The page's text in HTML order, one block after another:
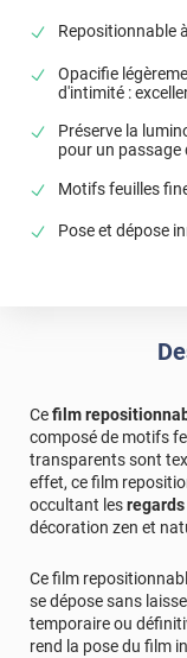
Repositionnable
Opacifie
d'intimité :
Préserve la
pour un passage
Motifs feuilles
Pose et dépose
les étapes de la
métier). Le seul
séparer le film de
utilisant, comme
la séparation, ce
persévérence, j'y
*****
Il y a
Il y a
rendu est génial
*****
Il y a
Film impeccable,
wc vitré
*****
Il y a
Le sure mesure
*****
Il y a
Livraison rapide
Cefilm
composé de motifs
transparents sont
effet, ce film
occultant les
décoration zen et
Ce film
se dépose sans
temporaire ou
rend la pose du film